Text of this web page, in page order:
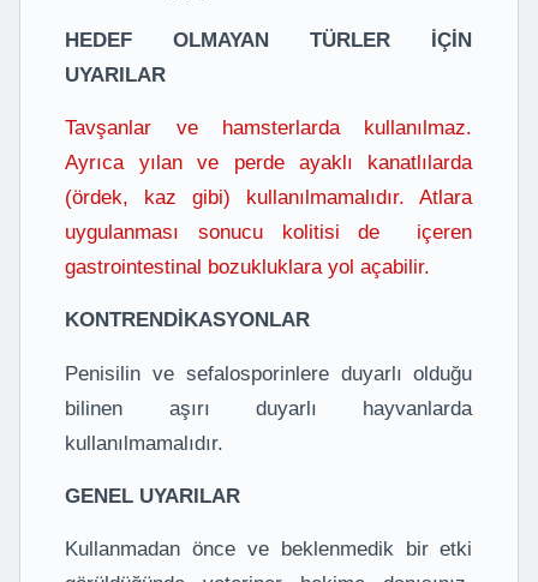
HEDEF OLMAYAN TÜRLER İÇİN
UYARILAR
Tavşanlar ve hamsterlarda kullanılmaz.
Ayrıca yılan ve perde ayaklı kanatlılarda
(ördek, kaz gibi) kullanılmamalıdır. Atlara
uygulanması sonucu kolitisi de içeren
gastrointestinal bozukluklara yol açabilir.
KONTRENDİKASYONLAR
Penisilin ve sefalosporinlere duyarlı olduğu
bilinen aşırı duyarlı hayvanlarda
kullanılmamalıdır.
GENEL UYARILAR
Kullanmadan önce ve beklenmedik bir etki